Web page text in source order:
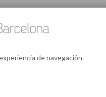
¿Te
de navegación.